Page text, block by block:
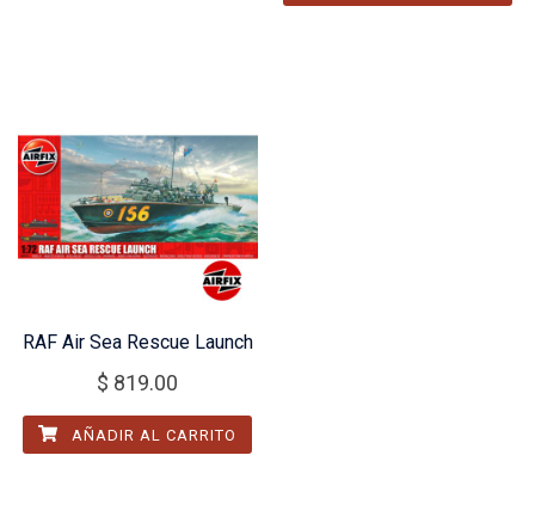
RAF Air Sea Rescue Launch
$ 819.00
AÑADIR AL CARRITO